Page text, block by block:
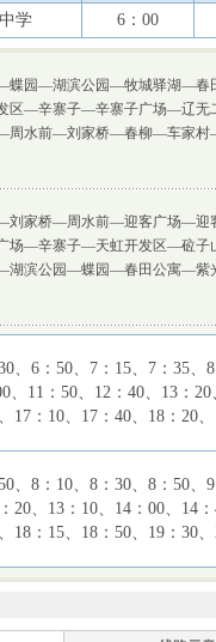
学 6：00
园—湖滨公园—牧城驿湖—春
—辛寨子—辛寨子广场—辽无
周水前—刘家桥—春柳—车家
刘家桥—周水前—迎客广场—
场—辛寨子—天虹开发区—砬子
滨公园—蝶园—春田公寓—紫
、6：50、7：15、7：35、8
11：50、12：40、13：20
17：10、17：40、18：20
、8：10、8：30、8：50、9
、13：10、14：00、14：
18：15、18：50、19：30